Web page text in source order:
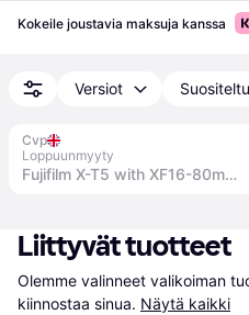
Kokeile joustavia maksuja kanssa
Versiot Suositeltu
Cvp
Loppuunmyyty
Fujifilm X-T5 with XF16-80mm - Silver
Liittyvät tuotteet
Olemme valinneet valikoiman
kiinnostaa sinua. Näytä kaikki